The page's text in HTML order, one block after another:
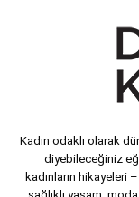
Kadın odaklı olarak
diyebileceğiniz
kadınların hikayeleri